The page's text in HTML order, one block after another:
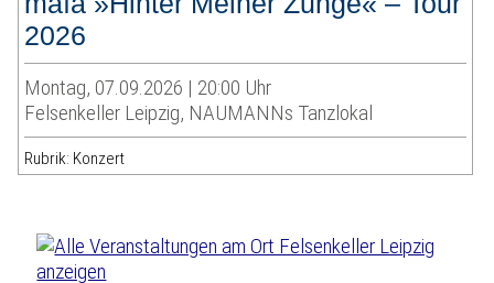
2026
Montag, 07.09.2026 | 20:00 Uhr
Felsenkeller Leipzig, NAUMANNs Tanzlokal
Rubrik: Konzert